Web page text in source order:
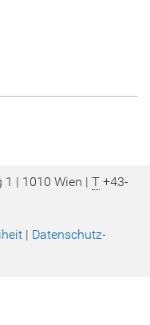
| 1010 Wien | T +43-
| Datenschutz­